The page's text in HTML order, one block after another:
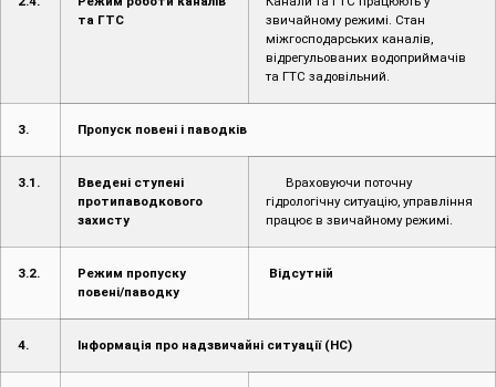
міжгосподарських каналів,
відрегульованих водоприймачів
та ГТС задовільний.
3. Пропуск повені і паводків
3.1.
Введені ступені
протипаводкового
захисту
Враховуючи поточну
гідрологічну ситуацію, управління
працює в звичайному режимі.
3.2.
Режим пропуску
повені/паводку
Відсутній
4. Інформація про надзвичайні ситуації (НС)
4.1.
Інформація про
Не надходило